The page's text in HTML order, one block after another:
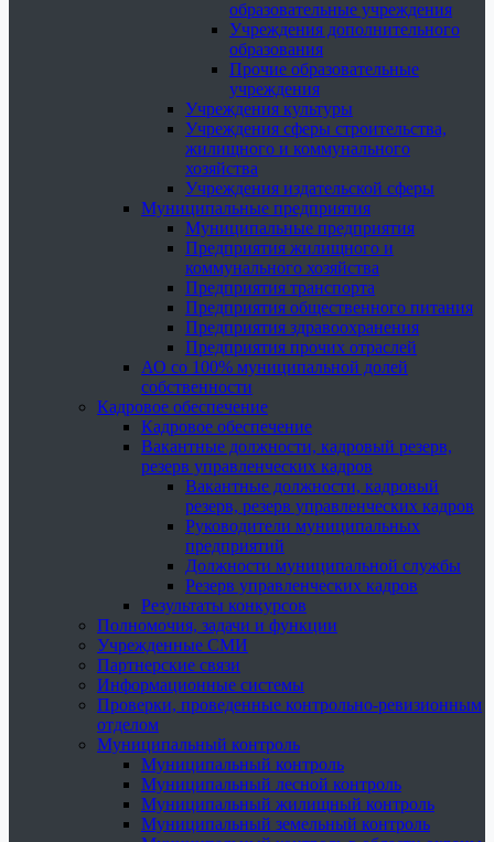
образовательные учреждения
Учреждения дополнительного
образования
Прочие образовательные
учреждения
Учреждения культуры
Учреждения сферы строительства,
жилищного и коммунального
хозяйства
Учреждения издательской сферы
Муниципальные предприятия
Муниципальные предприятия
Предприятия жилищного и
коммунального хозяйства
Предприятия транспорта
Предприятия общественного питания
Предприятия здравоохранения
Предприятия прочих отраслей
АО со 100% муниципальной долей
собственности
Кадровое обеспечение
Кадровое обеспечение
Вакантные должности, кадровый резерв,
резерв управленческих кадров
Вакантные должности, кадровый
резерв, резерв управленческих кадров
Руководители муниципальных
предприятий
Должности муниципальной службы
Резерв управленческих кадров
Результаты конкурсов
Полномочия, задачи и функции
Учрежденные СМИ
Партнерские связи
Информационные системы
Проверки, проведенные контрольно-ревизионным
отделом
Муниципальный контроль
Муниципальный контроль
Муниципальный лесной контроль
Муниципальный жилищный контроль
Муниципальный земельный контроль